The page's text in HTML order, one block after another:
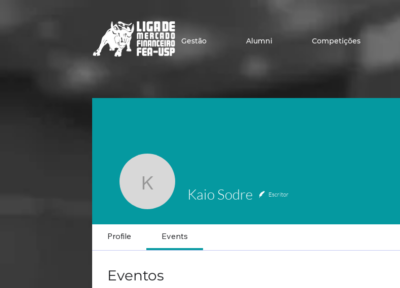
Gestão Alumni Competições
Kaio Sodre
Kaio Sodre Escritor
Profile Events
Eventos